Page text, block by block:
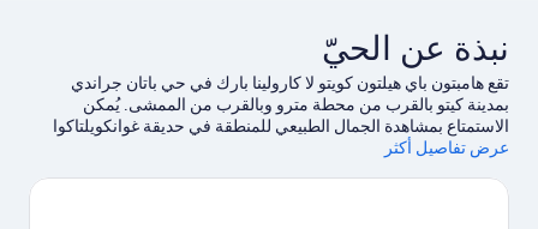
نبذة عن الحيّ
تقع هامبتون باي هيلتون كويتو لا كارولينا بارك في حي باتان جراندي
بمدينة كيتو بالقرب من محطة مترو وبالقرب من الممشى. يُمكن
الاستمتاع بمشاهدة الجمال الطبيعي للمنطقة في حديقة غوانكويلتاكوا
بحضور حدث أو مشاهدة مباراة في المدينة؟ شاهد ما يجري في استاد
عرض تفاصيل أكثر